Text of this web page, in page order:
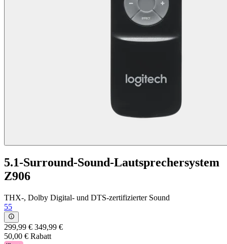
5.1-Surround-Sound-Lautsprechersystem
Z906
THX-, Dolby Digital- und DTS-zertifizierter Sound
55
299,99 € 349,99 €
50,00 € Rabatt